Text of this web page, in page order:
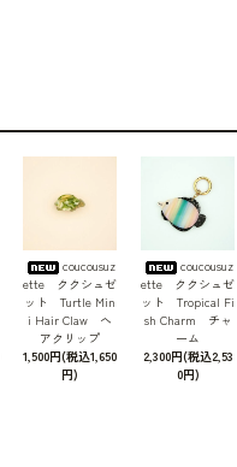
coucousuz
ette ククシュゼ
ット Turtle Min
i Hair Claw ヘ
アクリップ
1,500円(税込1,650
円)
coucousuz
ette ククシュゼ
ット Tropical Fi
sh Charm チャ
ーム
2,300円(税込2,53
0円)